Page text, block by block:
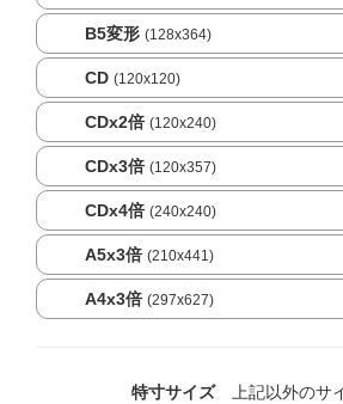
B5変形 (128x364)
CD (120x120)
CDx2倍 (120x240)
CDx3倍 (120x357)
CDx4倍 (240x240)
A5x3倍 (210x441)
A4x3倍 (297x627)
特寸サイズ上記以外のサ